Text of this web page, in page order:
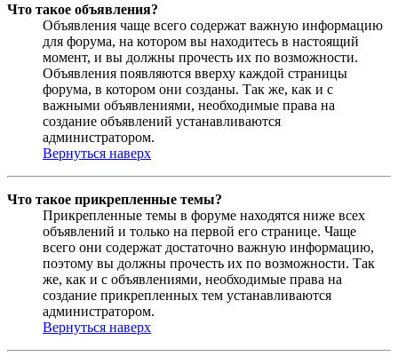
Что такое объявления?
Объявления чаще всего содержат важную информацию
для форума, на котором вы находитесь в настоящий
момент, и вы должны прочесть их по возможности.
Объявления появляются вверху каждой страницы
форума, в котором они созданы. Так же, как и с
важными объявлениями, необходимые права на
создание объявлений устанавливаются
администратором.
Вернуться наверх
Что такое прикрепленные темы?
Прикрепленные темы в форуме находятся ниже всех
объявлений и только на первой его странице. Чаще
всего они содержат достаточно важную информацию,
поэтому вы должны прочесть их по возможности. Так
же, как и с объявлениями, необходимые права на
создание прикрепленных тем устанавливаются
администратором.
Вернуться наверх